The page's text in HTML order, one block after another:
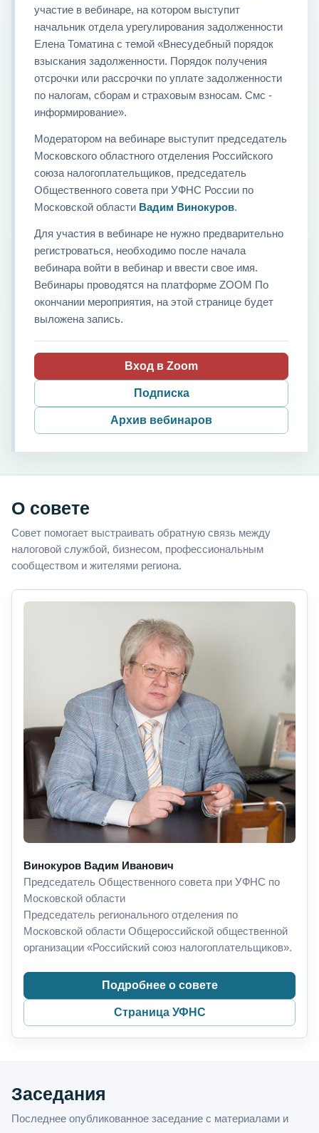
участие в вебинаре, на котором выступит
начальник отдела урегулирования задолженности
Елена Томатина с темой «Внесудебный порядок
взыскания задолженности. Порядок получения
отсрочки или рассрочки по уплате задолженности
по налогам, сборам и страховым взносам. Смс -
информирование».
Модератором на вебинаре выступит председатель
Московского областного отделения Российского
союза налогоплательщиков, председатель
Общественного совета при УФНС России по
Московской области Вадим Винокуров.
Для участия в вебинаре не нужно предварительно
регистроваться, необходимо после начала
вебинара войти в вебинар и ввести свое имя.
Вебинары проводятся на платформе ZOOM По
окончании мероприятия, на этой странице будет
выложена запись.
Вход в Zoom
Подписка
Архив вебинаров
О совете
Совет помогает выстраивать обратную связь между
налоговой службой, бизнесом, профессиональным
сообществом и жителями региона.
Винокуров Вадим Иванович
Председатель Общественного совета при УФНС по
Московской области
Председатель регионального отделения по
Московской области Общероссийской общественной
организации «Российский союз налогоплательщиков».
Подробнее о совете
Страница УФНС
Заседания
Последнее опубликованное заседание с материалами и